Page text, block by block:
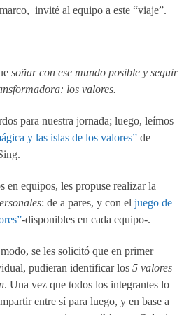
invité al equipo a este “viaje”.
soñar con ese mundo posible y seguir
los valores.
para nuestra jornada; luego, leímos
y las islas de los valores” de
en equipos, les propuse realizar la
: de a pares, y con el juego de
-disponibles en cada equipo-.
se les solicitó que en primer
pudieran identificar los 5 valores
. Una vez que todos los integrantes lo
entre sí para luego, y en base a